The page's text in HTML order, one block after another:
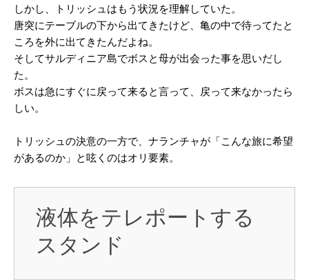
しかし、トリッシュはもう状況を理解していた。
唐突にテーブルの下から出てきたけど、亀の中で待ってたと
ころを外に出てきたんだよね。
そしてサルディニア島でボスと母が出会った事を思いだし
た。
ボスは急にすぐに戻って来ると言って、戻って来なかったら
しい。
トリッシュの決意の一方で、ナランチャが「こんな旅に希望
があるのか」と呟くのはオリ要素。
液体をテレポートする
スタンド